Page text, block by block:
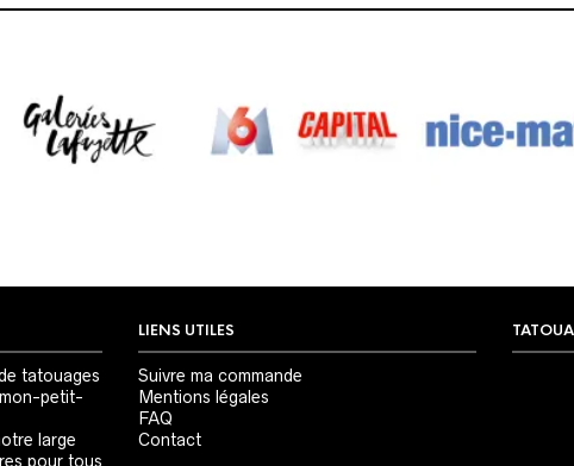
tatouages
petit-
large
pour tous
LIENS UTILES
Suivre ma commande
Mentions légales
FAQ
Contact